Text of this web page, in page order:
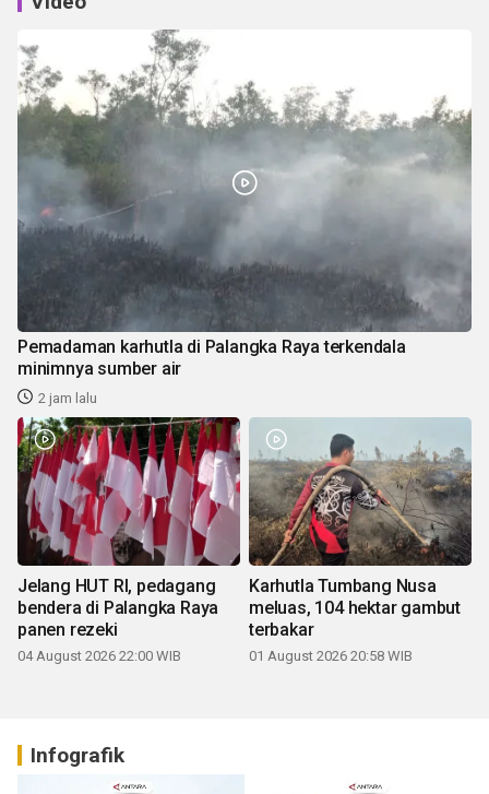
Pemadaman karhutla di Palangka Raya terkendala
minimnya sumber air
2 jam lalu
Jelang HUT RI, pedagang
bendera di Palangka Raya
panen rezeki
04 August 2026 22:00 WIB
Karhutla Tumbang Nusa
meluas, 104 hektar gambut
terbakar
01 August 2026 20:58 WIB
Infografik